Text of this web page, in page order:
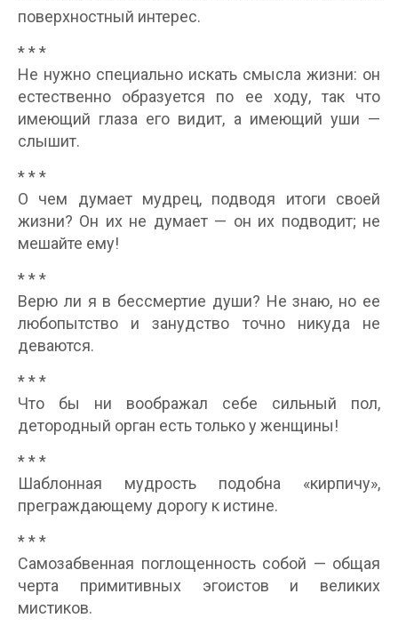
поверхностный интерес.
* * *
Не нужно специально искать смысла жизни: он
естественно образуется по ее ходу, так что
имеющий глаза его видит, а имеющий уши —
слышит.
* * *
О чем думает мудрец, подводя итоги своей
жизни? Он их не думает — он их подводит; не
мешайте ему!
* * *
Верю ли я в бессмертие души? Не знаю, но ее
любопытство и занудство точно никуда не
деваются.
* * *
Что бы ни воображал себе сильный пол,
детородный орган есть только у женщины!
* * *
Шаблонная мудрость подобна «кирпичу»,
преграждающему дорогу к истине.
* * *
Самозабвенная поглощенность собой — общая
черта примитивных эгоистов и великих
мистиков.